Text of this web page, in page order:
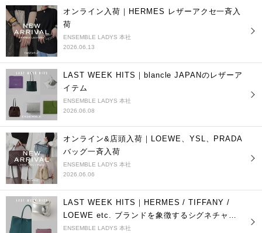
オンライン入荷｜HERMES レザーアクセ一斉入
荷
ENSEMBLE LADYS 本社
2026.06.13
LAST WEEK HITS｜blancle JAPANのレザーア
イテム
ENSEMBLE LADYS 本社
2026.06.08
オンライン&店頭入荷｜LOEWE、YSL、PRADA
バッグ一斉入荷
ENSEMBLE LADYS 本社
2026.06.06
LAST WEEK HITS｜HERMES / TIFFANY /
LOEWE etc. ブランドを象徴するシグネチャー
アイテム
ENSEMBLE LADYS 本社